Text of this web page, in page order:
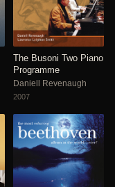
The Busoni Two Piano
Programme
Daniell Revenaugh
2007